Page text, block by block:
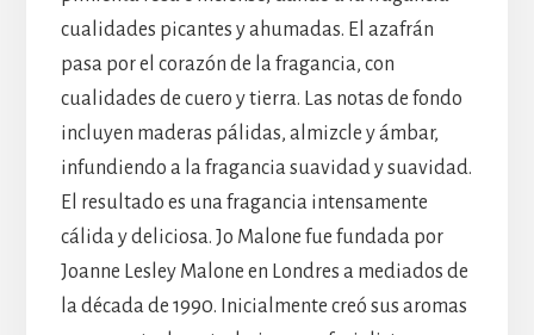
cualidades picantes y ahumadas. El azafrán
pasa por el corazón de la fragancia, con
cualidades de cuero y tierra. Las notas de fondo
incluyen maderas pálidas, almizcle y ámbar,
infundiendo a la fragancia suavidad y suavidad.
El resultado es una fragancia intensamente
cálida y deliciosa. Jo Malone fue fundada por
Joanne Lesley Malone en Londres a mediados de
la década de 1990. Inicialmente creó sus aromas